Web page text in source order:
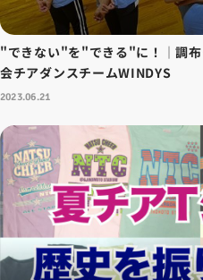
"できない"を"できる"に！│調布
会チアダンスチームWINDYS
2023.06.21